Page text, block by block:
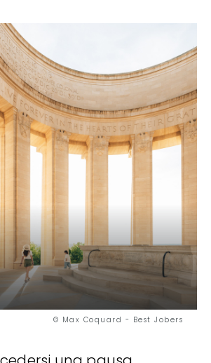
© Max Coquard - Best Jobers